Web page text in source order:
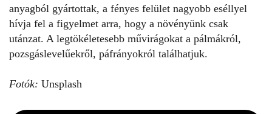
anyagból gyártottak, a fényes felület nagyobb eséllyel
hívja fel a figyelmet arra, hogy a növényünk csak
utánzat. A legtökéletesebb művirágokat a pálmákról,
pozsgáslevelűekről, páfrányokról találhatjuk.
Fotók: Unsplash